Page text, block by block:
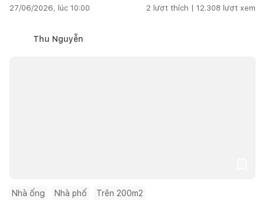
27/06/2026, lúc 10:00 2 lượt thích | 12.308 lượt xem
Thu Nguyễn
Nhà ống Nhà phố Trên 200m2